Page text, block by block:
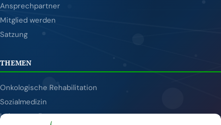
Ansprechpartner
Mitglied werden
Satzung
THEMEN
Onkologische Rehabilitation
Sozialmedizin
Lebensqualität